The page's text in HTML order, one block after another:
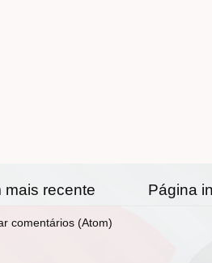
mais recente Página
comentários (Atom)